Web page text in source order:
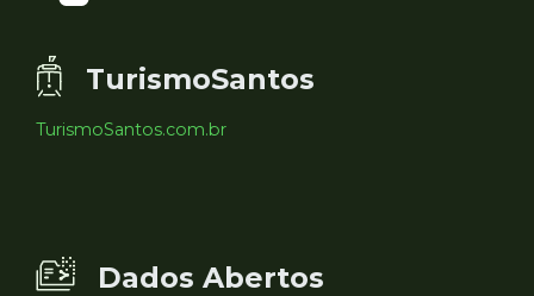
TurismoSantos
TurismoSantos.com.br
Dados Abertos